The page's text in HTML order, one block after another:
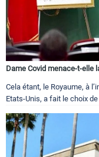
Dame Covid menace-t-elle
Cela étant, le Royaume, à
Etats-Unis, a fait le choix